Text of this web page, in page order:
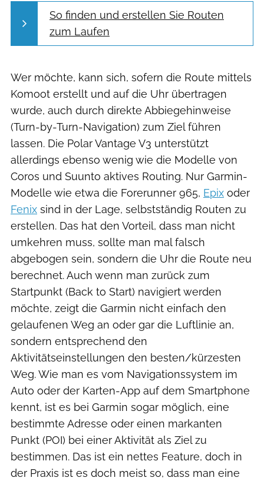
So finden und erstellen Sie Routen
zum Laufen
Wer möchte, kann sich, sofern die Route mittels
Komoot erstellt und auf die Uhr übertragen
wurde, auch durch direkte Abbiegehinweise
(Turn-by-Turn-Navigation) zum Ziel führen
lassen. Die Polar Vantage V3 unterstützt
allerdings ebenso wenig wie die Modelle von
Coros und Suunto aktives Routing. Nur Garmin-
Modelle wie etwa die Forerunner 965, Epix oder
Fenix sind in der Lage, selbstständig Routen zu
erstellen. Das hat den Vorteil, dass man nicht
umkehren muss, sollte man mal falsch
abgebogen sein, sondern die Uhr die Route neu
berechnet. Auch wenn man zurück zum
Startpunkt (Back to Start) navigiert werden
möchte, zeigt die Garmin nicht einfach den
gelaufenen Weg an oder gar die Luftlinie an,
sondern entsprechend den
Aktivitätseinstellungen den besten/kürzesten
Weg. Wie man es vom Navigationssystem im
Auto oder der Karten-App auf dem Smartphone
kennt, ist es bei Garmin sogar möglich, eine
bestimmte Adresse oder einen markanten
Punkt (POI) bei einer Aktivität als Ziel zu
bestimmen. Das ist ein nettes Feature, doch in
der Praxis ist es doch meist so, dass man eine